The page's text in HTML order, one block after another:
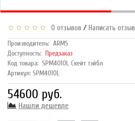
0 отзывов / Написать отзыв
Производитель: ARMS
Доступность: Предзаказ
Код товара: SPМ4010L Скейт тэйбл
Артикул: SPМ4010L
54600 руб.
Нашли дешевле